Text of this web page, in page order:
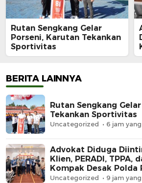
Rutan Sengkang Gelar
Porseni, Karutan Tekankan
Sportivitas
BERITA LAINNYA
Rutan Sengkang
Tekankan Sportivitas
Uncategorized 6 jam
Advokat Diduga
Klien, PERADI, TPPA,
Kompak Desak Polda
Dugaan Premanisme
Uncategorized 9 jam